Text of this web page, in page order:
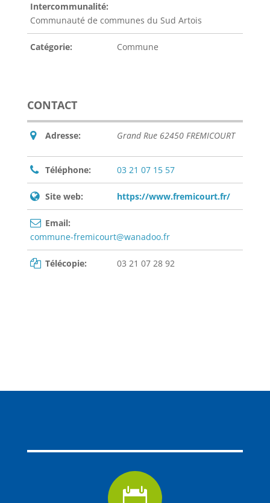
Intercommunalité:
Communauté de communes du Sud Artois
Catégorie: Commune
CONTACT
Adresse: Grand Rue 62450 FREMICOURT
Téléphone: 03 21 07 15 57
Site web: https://www.fremicourt.fr/
Email:
commune-fremicourt@wanadoo.fr
Télécopie: 03 21 07 28 92
